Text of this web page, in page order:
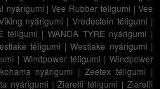
nyárigumi |Vee Rubber téligumi |Vee
nyárigumi |Vredestein téligumi |
téligumi | WANDA TYRE nyárigumi |
téligumi |Westlake nyárigumi |
| Windpower téligumi | Windpower
nyárigumi |Zeetex téligumi |
nyárigumi |Ziarelli téligumi | Ziarelli